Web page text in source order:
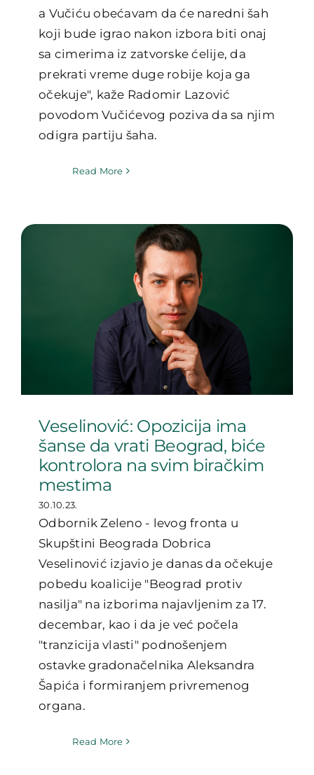
a Vučiću obećavam da će naredni šah
koji bude igrao nakon izbora biti onaj
sa cimerima iz zatvorske ćelije, da
prekrati vreme duge robije koja ga
očekuje", kaže Radomir Lazović
povodom Vučićevog poziva da sa njim
odigra partiju šaha.
Read More
Veselinović: Opozicija ima
šanse da vrati Beograd, biće
kontrolora na svim biračkim
mestima
30.10.23.
Odbornik Zeleno - levog fronta u
Skupštini Beograda Dobrica
Veselinović izjavio je danas da očekuje
pobedu koalicije "Beograd protiv
nasilja" na izborima najavljenim za 17.
decembar, kao i da je već počela
"tranzicija vlasti" podnošenjem
ostavke gradonačelnika Aleksandra
Šapića i formiranjem privremenog
organa.
Read More